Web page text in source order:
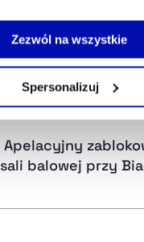
zgody na
swoimi
internetowej lub po
Zezwól na wszystkie
Spersonalizuj
wysokość
na 2027 rok
Apelacyjny
balowej przy